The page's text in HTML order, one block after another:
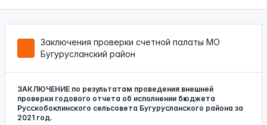
Заключения проверки счетной палаты МО
Бугурусланский район
ЗАКЛЮЧЕНИЕ по результатам проведения внешней
проверки годового отчета об исполнении бюджета
Русскобоклинского сельсовета Бугурусланского района за
2021 год.